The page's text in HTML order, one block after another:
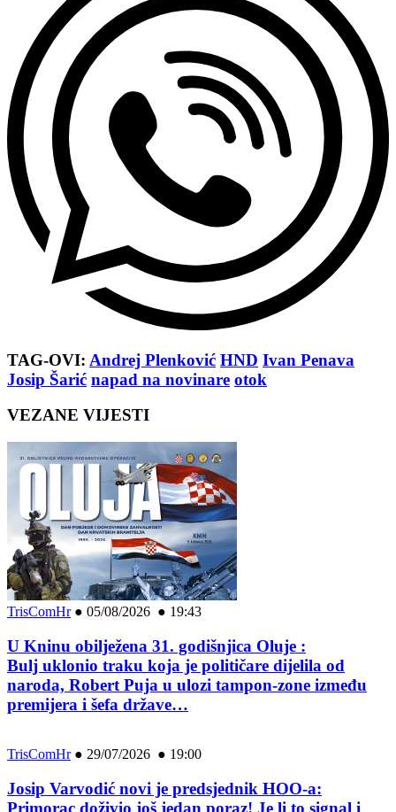
TAG-OVI: Andrej Plenković HND Ivan Penava
Josip Šarić napad na novinare otok
VEZANE VIJESTI
TrisComHr● 05/08/2026 ● 19:43
U Kninu obilježena 31. godišnjica Oluje :
Bulj uklonio traku koja je političare dijelila od
naroda, Robert Puja u ulozi tampon-zone između
premijera i šefa države…
TrisComHr● 29/07/2026 ● 19:00
Josip Varvodić novi je predsjednik HOO-a:
Primorac doživio još jedan poraz! Je li to signal i